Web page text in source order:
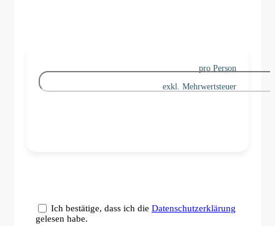
pro Person
exkl. Mehrwertsteuer
Ich bestätige, dass ich die Datenschutzerklärung
gelesen habe.